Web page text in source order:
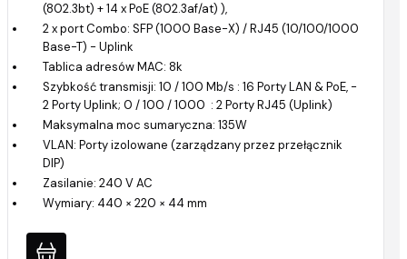
(802.3bt) + 14 x PoE (802.3af/at) ),
2 x port Combo: SFP (1000 Base-X) / RJ45 (10/100/1000
Base-T) - Uplink
Tablica adresów MAC: 8k
Szybkość transmisji: 10 / 100 Mb/s : 16 Porty LAN & PoE, -
2 Porty Uplink; 0 / 100 / 1000 : 2 Porty RJ45 (Uplink)
Maksymalna moc sumaryczna: 135W
VLAN: Porty izolowane (zarządzany przez przełącznik
DIP)
Zasilanie: 240 V AC
Wymiary: 440 × 220 × 44 mm